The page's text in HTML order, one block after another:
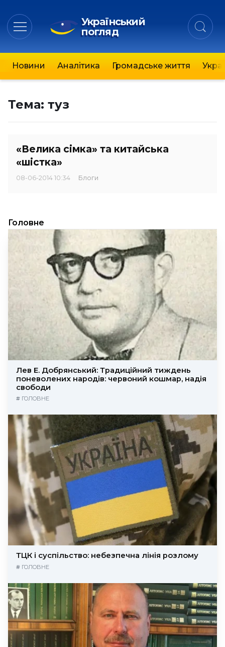
Український
погляд
Новини Аналітика Громадське життя
Тема: туз
«Велика сімка» та китайська
«шістка»
08-06-2014 10:34 Блоги
Головне
Лев Е. Добрянський: Традиційний тиждень
поневолених народів: червоний кошмар, надія
свободи
# ГОЛОВНЕ
ТЦК і суспільство: небезпечна лінія розлому
# ГОЛОВНЕ